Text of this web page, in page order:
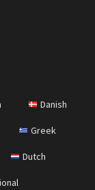
Danish
Greek
Dutch